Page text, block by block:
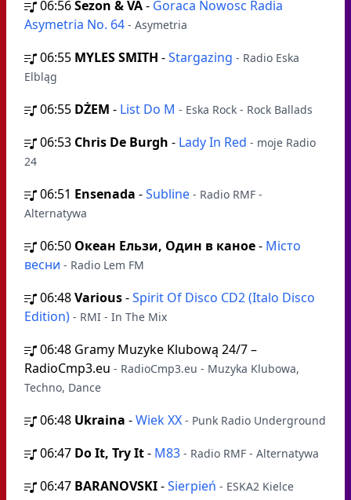
06:56Sezon & VA- Goraca Nowosc Radia
Asymetria No. 64 - Asymetria
06:55 MYLES SMITH -Stargazing - Radio Eska
Elbląg
06:55 DŻEM - List Do M - Eska Rock - Rock Ballads
06:53 Chris De Burgh - Lady In Red - moje Radio
24
06:51 Ensenada -Subline - Radio RMF -
Alternatywa
06:50 Океан Ельзи, Один в каное- Місто
весни - Radio Lem FM
06:48Various-Spirit Of Disco CD2 (Italo Disco
Edition) - RMI - In The Mix
06:48 Gramy Muzyke Klubową 24/7 –
RadioCmp3.eu - RadioCmp3.eu - Muzyka Klubowa,
Techno, Dance
06:48 Ukraina -Wiek XX - Punk Radio Underground
06:47 Do It, Try It- M83 - Radio RMF - Alternatywa
06:47 BARANOVSKI-Sierpień - ESKA2 Kielce